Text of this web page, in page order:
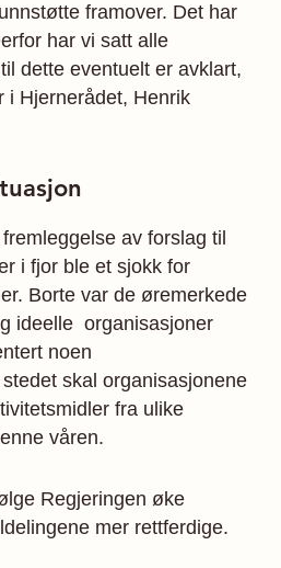
framover. Det har
har vi satt alle
dette eventuelt er avklart,
Hjernerådet, Henrik
av forslag til
i fjor ble et sjokk for
Borte var de øremerkede
ideelle organisasjoner
noen
skal organisasjonene
fra ulike
våren.
Regjeringen øke
mer rettferdige.